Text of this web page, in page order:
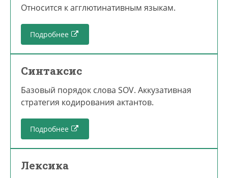
Относится к агглютинативным языкам.
Подробнее
Синтаксис
Базовый порядок слова SOV. Аккузативная
стратегия кодирования актантов.
Подробнее
Лексика